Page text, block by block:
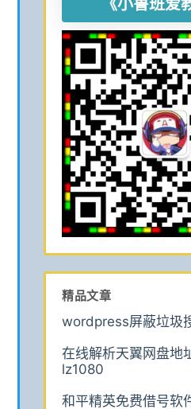
《小鲁班爱
精品文章
wordpress屏蔽垃圾
在线解析天翼网盘地
lz1080
和平精英免费借号软